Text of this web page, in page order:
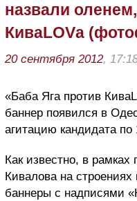
назвали
КиваLOVа
20 сентября 2012,
«Баба Яга против
баннер появился в
агитацию кандидата по
Как известно, в
Кивалова на
баннеры с надписями